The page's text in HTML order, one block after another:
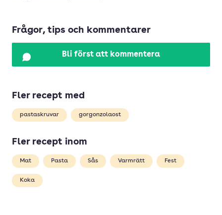
Frågor, tips och kommentarer
Bli först att kommentera
Fler recept med
pastaskruvar gorgonzolaost
Fler recept inom
Mat Pasta Sås Varmrätt Fest
Koka